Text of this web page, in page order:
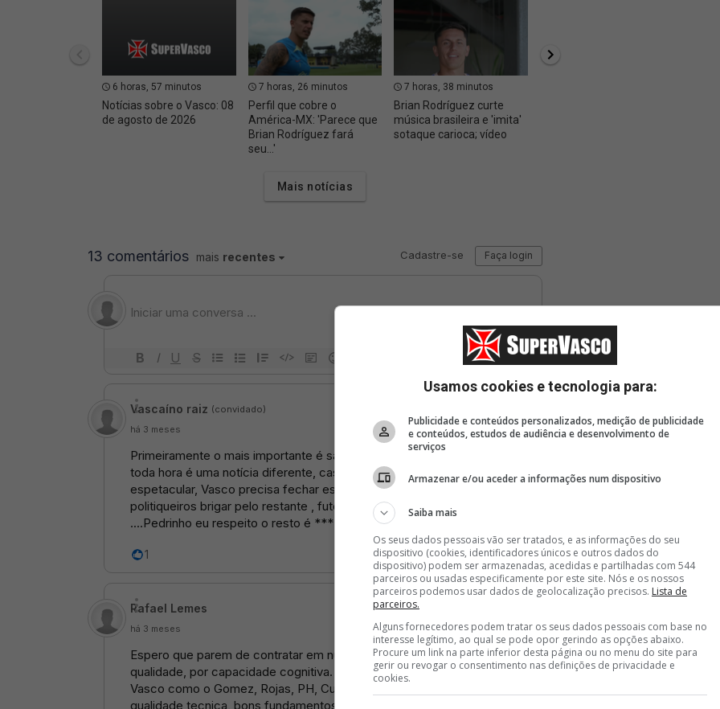
6 horas, 57 minutos
Notícias sobre o Vasco: 08
de agosto de 2026
7 horas, 26 minutos
Perfil que cobre o
América-MX: 'Parece que
Brian Rodríguez fará
seu...'
7 horas, 38 minutos
Brian Rodríguez curte
música brasileira e 'imita'
sotaque carioca; vídeo
Mais notícias
Usamos cookies e tecnologia para:
Publicidade e conteúdos personalizados, medição de publicidade
e conteúdos, estudos de audiência e desenvolvimento de
serviços
Armazenar e/ou aceder a informações num dispositivo
Saiba mais
Os seus dados pessoais vão ser tratados, e as informações do seu
dispositivo (cookies, identificadores únicos e outros dados do
dispositivo) podem ser armazenadas, acedidas e partilhadas com 544
parceiros ou usadas especificamente por este site. Nós e os nossos
parceiros podemos usar dados de geolocalização precisos. Lista de
parceiros.
Alguns fornecedores podem tratar os seus dados pessoais com base no
interesse legítimo, ao qual se pode opor gerindo as opções abaixo.
Procure um link na parte inferior desta página ou no menu do site para
gerir ou revogar o consentimento nas definições de privacidade e
cookies.